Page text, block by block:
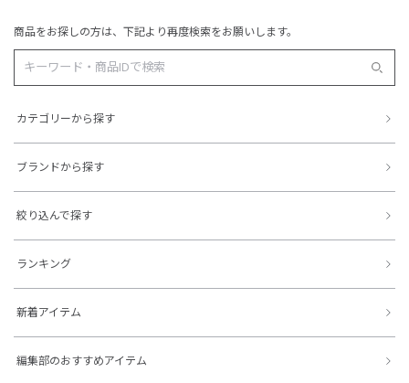
商品をお探しの方は、下記より再度検索をお願いします。
カテゴリーから探す
ブランドから探す
絞り込んで探す
ランキング
新着アイテム
編集部のおすすめアイテム